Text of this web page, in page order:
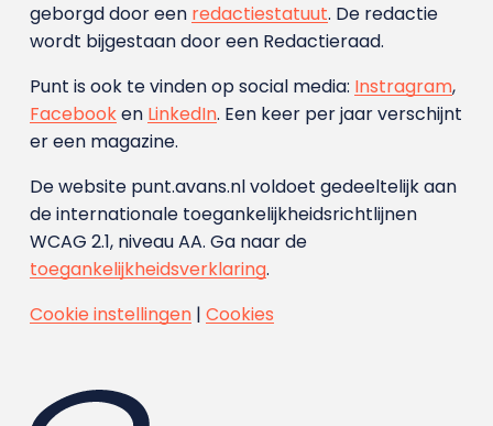
geborgd door een redactiestatuut. De redactie
wordt bijgestaan door een Redactieraad.
Punt is ook te vinden op social media: Instragram,
Facebooken LinkedIn. Een keer per jaar verschijnt
er een magazine.
De website punt.avans.nl voldoet gedeeltelijk aan
de internationale toegankelijkheidsrichtlijnen
WCAG 2.1, niveau AA. Ga naar de
toegankelijkheidsverklaring.
Cookie instellingen| Cookies